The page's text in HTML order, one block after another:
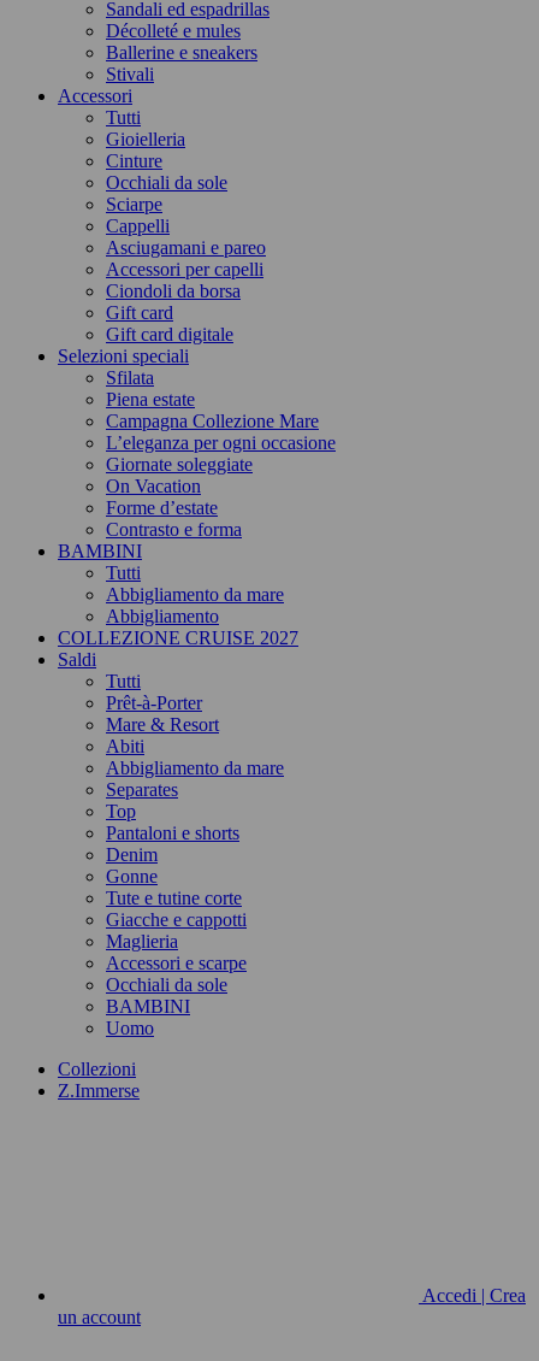
Sandali ed espadrillas
Décolleté e mules
Ballerine e sneakers
Stivali
Accessori
Tutti
Gioielleria
Cinture
Occhiali da sole
Sciarpe
Cappelli
Asciugamani e pareo
Accessori per capelli
Ciondoli da borsa
Gift card
Gift card digitale
Selezioni speciali
Sfilata
Piena estate
Campagna Collezione Mare
L’eleganza per ogni occasione
Giornate soleggiate
On Vacation
Forme d’estate
Contrasto e forma
BAMBINI
Tutti
Abbigliamento da mare
Abbigliamento
COLLEZIONE CRUISE 2027
Saldi
Tutti
Prêt-à-Porter
Mare & Resort
Abiti
Abbigliamento da mare
Separates
Top
Pantaloni e shorts
Denim
Gonne
Tute e tutine corte
Giacche e cappotti
Maglieria
Accessori e scarpe
Occhiali da sole
BAMBINI
Uomo
Collezioni
Z.Immerse
Accedi | Crea
un account